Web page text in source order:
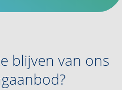
blijven van ons